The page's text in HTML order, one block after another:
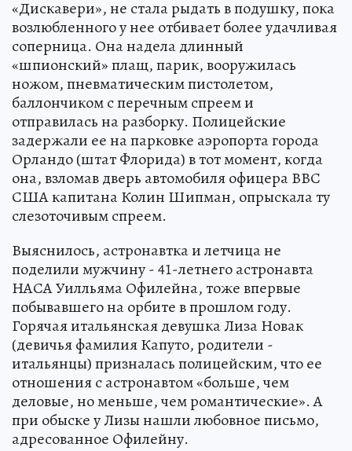
«Дискавери», не стала рыдать в подушку, пока
возлюбленного у нее отбивает более удачливая
соперница. Она надела длинный
«шпионский» плащ, парик, вооружилась
ножом, пневматическим пистолетом,
баллончиком с перечным спреем и
отправилась на разборку. Полицейские
задержали ее на парковке аэропорта города
Орландо (штат Флорида) в тот момент, когда
она, взломав дверь автомобиля офицера ВВС
США капитана Колин Шипман, опрыскала ту
слезоточивым спреем.
Выяснилось, астронавтка и летчица не
поделили мужчину - 41-летнего астронавта
НАСА Уилльяма Офилейна, тоже впервые
побывавшего на орбите в прошлом году.
Горячая итальянская девушка Лиза Новак
(девичья фамилия Капуто, родители -
итальянцы) призналась полицейским, что ее
отношения с астронавтом «больше, чем
деловые, но меньше, чем романтические». А
при обыске у Лизы нашли любовное письмо,
адресованное Офилейну.